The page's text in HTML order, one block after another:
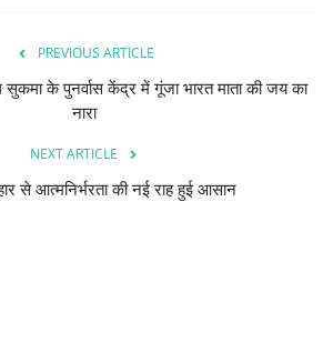
PREVIOUS ARTICLE
सुकमा के पुनर्वास केंद्र में गूंजा भारत माता की जय का
नारा
NEXT ARTICLE
से आत्मनिर्भरता की नई राह हुई आसान